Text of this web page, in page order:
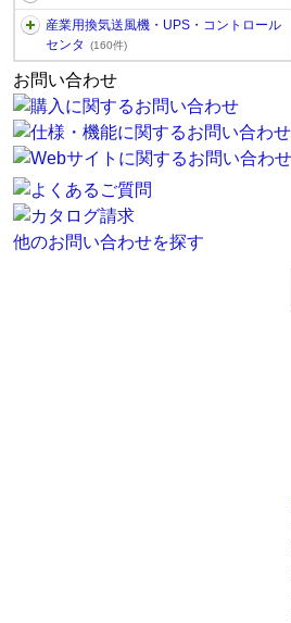
産業用換気送風機・UPS・コントロール
センタ
(160件)
お問い合わせ
他のお問い合わせを探す